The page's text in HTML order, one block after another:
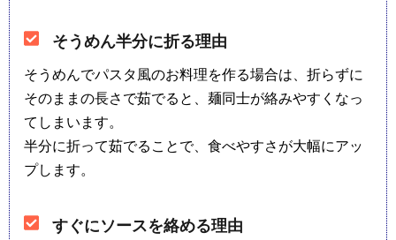
そうめん半分に折る理由
そうめんでパスタ風のお料理を作る場合は、折らずに
そのままの長さで茹でると、麺同士が絡みやすくなっ
てしまいます。
半分に折って茹でることで、食べやすさが大幅にアッ
プします。
すぐにソースを絡める理由